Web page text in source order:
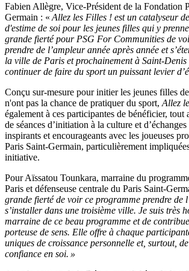
Fabien Allègre, Vice-Président de la Fondation
Germain : « Allez les Filles ! est un catalyseur
d'estime de soi pour les jeunes filles qui y
grande fierté pour PSG For Communities de
prendre de l’ampleur année après année et
la ville de Paris et prochainement à Saint-Denis
continuer de faire du sport un puissant levier
Conçu sur-mesure pour initier les jeunes filles
n'ont pas la chance de pratiquer du sport, Allez
également à ces participantes de bénéficier, tout
de séances d’initiation à la culture et
inspirants et encourageants avec les joueuses
Paris Saint-Germain, particulièrement
initiative.
Pour Aïssatou Tounkara, marraine du
Paris et défenseuse centrale du Paris Saint-
grande fierté de voir ce programme prendre de
s’installer dans une troisième ville. Je suis très
marraine de ce beau programme et de
porteuse de sens. Elle offre à chaque
uniques de croissance personnelle et, surtout,
confiance en soi. »